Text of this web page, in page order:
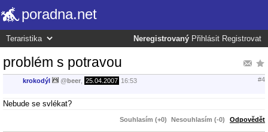
poradna.net
Neregistrovaný Přihlásit Registrovat
problém s potravou
krokodýl @beer 25.04.2007 16:53 #4
Nebude se svlékat?
Souhlasím (+0) Nesouhlasím (-0) Odpovědět